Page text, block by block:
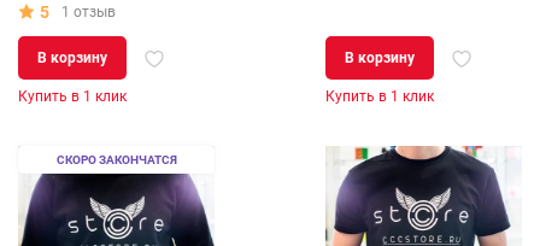
5
1 отзыв
В корзину
Купить в 1 клик
В корзину
Купить в 1 клик
СКОРО ЗАКОНЧАТСЯ